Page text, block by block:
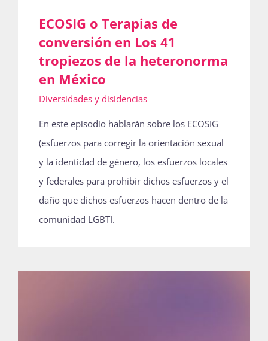
ECOSIG o Terapias de
conversión en Los 41
tropiezos de la heteronorma
en México
Diversidades y disidencias
En este episodio hablarán sobre los ECOSIG
(esfuerzos para corregir la orientación sexual
y la identidad de género, los esfuerzos locales
y federales para prohibir dichos esfuerzos y el
daño que dichos esfuerzos hacen dentro de la
comunidad LGBTI.